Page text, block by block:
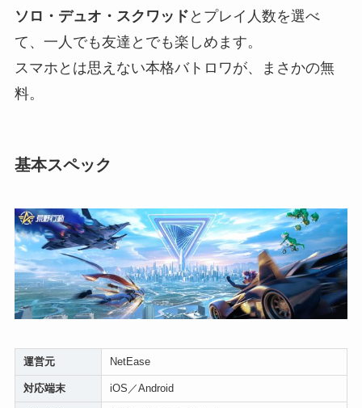
ソロ・デュオ・スクワッド とプレイ人数を選べ
て、一人でも友達とでも楽しめます。
スマホとは思えない本格バトロワが、まさかの無
料。
基本スペック
運営元 NetEase
対応端末 iOS／Android